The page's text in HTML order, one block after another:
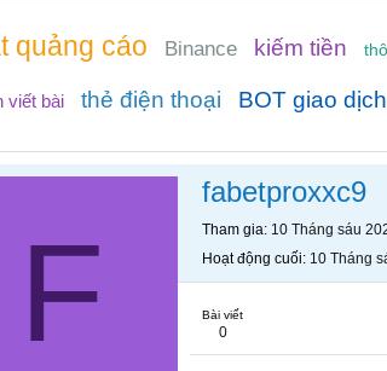
quảng cáo Binance kiếm tiền
viết bài thẻ điện thoại BOT giao dịch
F
fabetproxxc9
Tham gia 10 Tháng sáu
Hoạt động cuối 10 Tháng
Bài viết
0